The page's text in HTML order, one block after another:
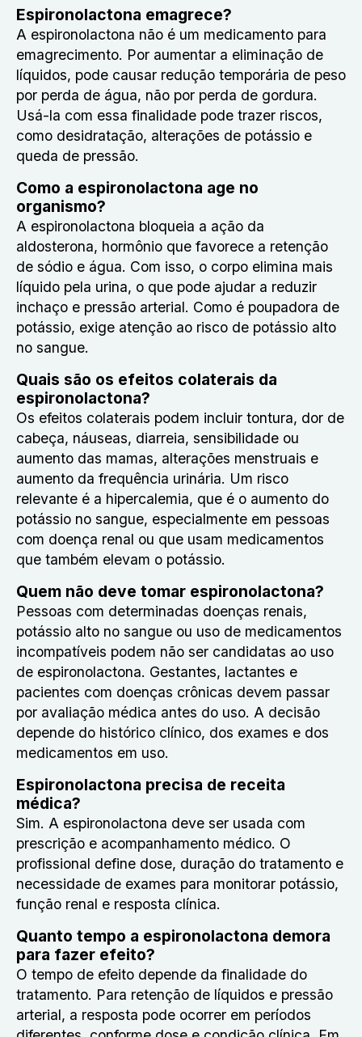
Espironolactona emagrece?
A espironolactona não é um medicamento para
emagrecimento. Por aumentar a eliminação de
líquidos, pode causar redução temporária de peso
por perda de água, não por perda de gordura.
Usá-la com essa finalidade pode trazer riscos,
como desidratação, alterações de potássio e
queda de pressão.
Como a espironolactona age no
organismo?
A espironolactona bloqueia a ação da
aldosterona, hormônio que favorece a retenção
de sódio e água. Com isso, o corpo elimina mais
líquido pela urina, o que pode ajudar a reduzir
inchaço e pressão arterial. Como é poupadora de
potássio, exige atenção ao risco de potássio alto
no sangue.
Quais são os efeitos colaterais da
espironolactona?
Os efeitos colaterais podem incluir tontura, dor de
cabeça, náuseas, diarreia, sensibilidade ou
aumento das mamas, alterações menstruais e
aumento da frequência urinária. Um risco
relevante é a hipercalemia, que é o aumento do
potássio no sangue, especialmente em pessoas
com doença renal ou que usam medicamentos
que também elevam o potássio.
Quem não deve tomar espironolactona?
Pessoas com determinadas doenças renais,
potássio alto no sangue ou uso de medicamentos
incompatíveis podem não ser candidatas ao uso
de espironolactona. Gestantes, lactantes e
pacientes com doenças crônicas devem passar
por avaliação médica antes do uso. A decisão
depende do histórico clínico, dos exames e dos
medicamentos em uso.
Espironolactona precisa de receita
médica?
Sim. A espironolactona deve ser usada com
prescrição e acompanhamento médico. O
profissional define dose, duração do tratamento e
necessidade de exames para monitorar potássio,
função renal e resposta clínica.
Quanto tempo a espironolactona demora
para fazer efeito?
O tempo de efeito depende da finalidade do
tratamento. Para retenção de líquidos e pressão
arterial, a resposta pode ocorrer em períodos